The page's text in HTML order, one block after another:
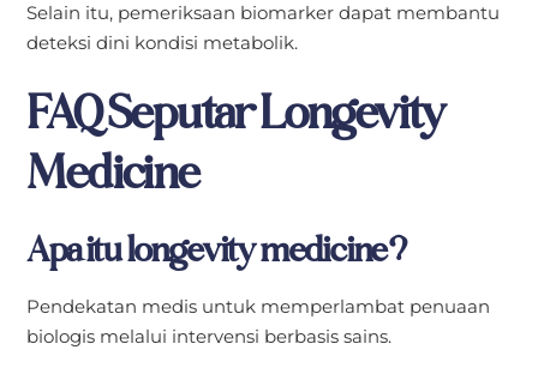
Selain itu, pemeriksaan biomarker dapat membantu
deteksi dini kondisi metabolik.
FAQ Seputar Longevity
Medicine
Apa itu longevity medicine?
Pendekatan medis untuk memperlambat penuaan
biologis melalui intervensi berbasis sains.